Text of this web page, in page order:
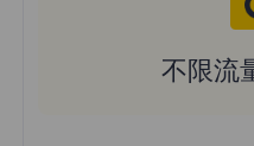
不限流